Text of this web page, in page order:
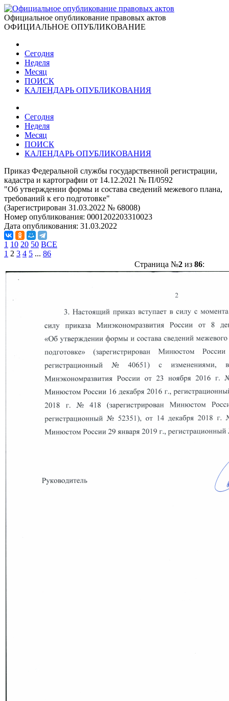
Официальное опубликование правовых актов
ОФИЦИАЛЬНОЕ ОПУБЛИКОВАНИЕ
Сегодня
Неделя
Месяц
ПОИСК
КАЛЕНДАРЬ ОПУБЛИКОВАНИЯ
Сегодня
Неделя
Месяц
ПОИСК
КАЛЕНДАРЬ ОПУБЛИКОВАНИЯ
Приказ Федеральной службы государственной регистрации,
кадастра и картографии от 14.12.2021 № П/0592
"Об утверждении формы и состава сведений межевого плана,
требований к его подготовке"
(Зарегистрирован 31.03.2022 № 68008)
Номер опубликования: 0001202203310023
Дата опубликования: 31.03.2022
1 10 20 50 ВСЕ
1 2 3 4 5 ... 86
Страница №2из 86: